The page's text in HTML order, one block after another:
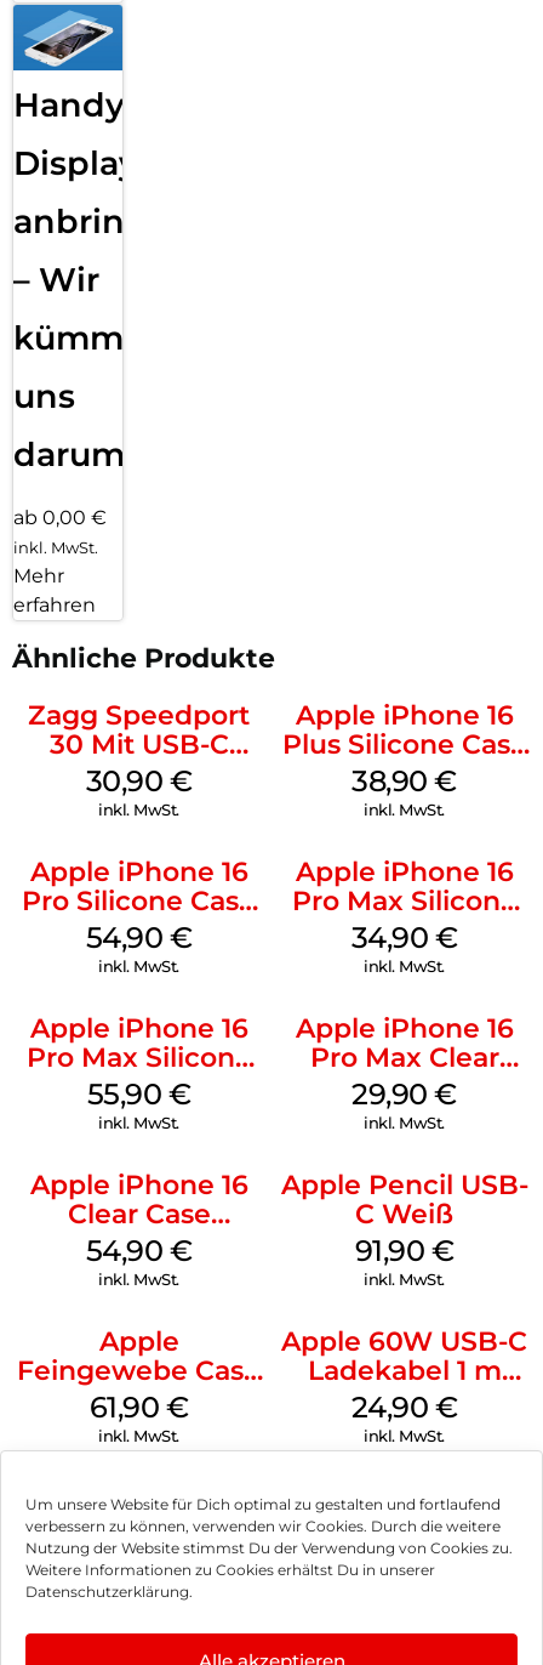
Um unsere Website für Dich optimal zu gestalten und fortlaufend
verbessern zu können, verwenden wir Cookies. Durch die weitere
Nutzung der Website stimmst Du der Verwendung von Cookies zu.
Weitere Informationen zu Cookies erhältst Du in unserer
Datenschutzerklärung.
Alle akzeptieren
Handy
Displayfolie
anbringen
– Wir
kümmern
uns
darum!
ab 0,00 €
inkl. MwSt.
Mehr
erfahren
Ähnliche Produkte
Zagg Speedport
30 Mit USB-C
Kabel Weiß
30,90 €
inkl. MwSt.
Apple iPhone 16
Plus Silicone Case
MagSafe Denim
38,90€
inkl. MwSt.
Apple iPhone 16
Pro Silicone Case
MagSafe Black
54,90 €
inkl. MwSt.
Apple iPhone 16
Pro Max Silicone
Case MagSafe
Denim
34,90 €
inkl. MwSt.
Apple iPhone 16
Pro Max Silicone
Case MagSafe
Stone Gray
55,90 €
inkl. MwSt.
Apple iPhone 16
Pro Max Clear
Case MagSafe
Transparent
29,90€
inkl. MwSt.
Apple iPhone 16
Clear Case
MagSafe
Transparent
54,90 €
inkl. MwSt.
Apple Pencil USB-
C Weiß
91,90 €
inkl. MwSt.
Apple
Feingewebe Case
iPhone 15 Pro
MagSafe Schwarz
61,90 €
inkl. MwSt.
Apple 60W USB-C
Ladekabel 1 m
Weiß
24,90 €
inkl. MwSt.
Impressum